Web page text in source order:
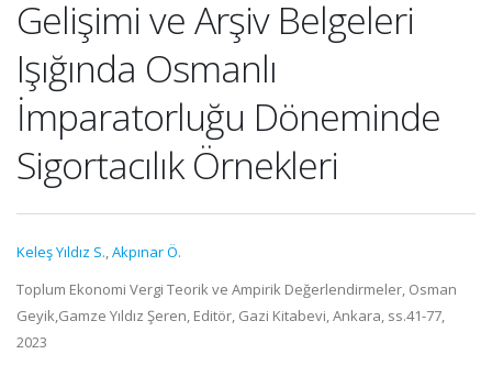
Gelişimi ve Arşiv Belgeleri
Işığında Osmanlı
İmparatorluğu Döneminde
Sigortacılık Örnekleri
Keleş Yıldız S.,Akpınar Ö.
Toplum Ekonomi Vergi Teorik ve Ampirik Değerlendirmeler, Osman
Geyik,Gamze Yıldız Şeren, Editör, Gazi Kitabevi, Ankara, ss.41-77,
2023